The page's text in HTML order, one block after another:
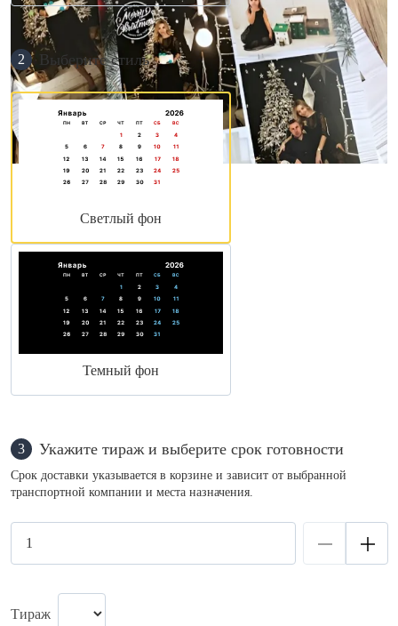
2 Выберите стиль
Светлый фон
Темный фон
3 Укажите тираж и выберите срок готовности
Срок доставки указывается в корзине и зависит от выбранной
транспортной компании и места назначения.
Тираж